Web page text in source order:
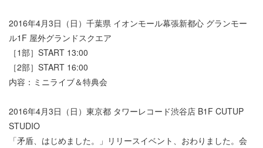
2016年4月3日（日）千葉県 イオンモール幕張新都心 グランモー
ル1F 屋外グランドスクエア
［1部］START 13:00
［2部］START 16:00
内容：ミニライブ＆特典会
2016年4月3日（日）東京都 タワーレコード渋谷店 B1F CUTUP
STUDIO
「矛盾、はじめました。」リリースイベント、おわりました。会